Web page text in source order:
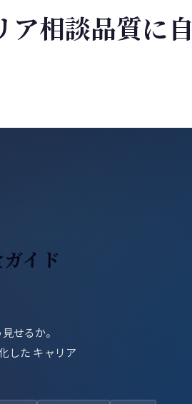
相談品質に自
イド
せるか。
した キャリア